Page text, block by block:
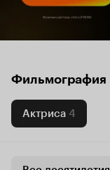
Фильмография
Актриса 4